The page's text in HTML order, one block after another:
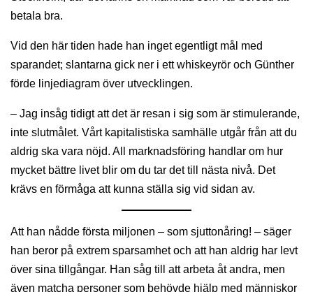
betala bra.
Vid den här tiden hade han inget egentligt mål med
sparandet; slantarna gick ner i ett whiskeyrör och Günther
förde linjediagram över utvecklingen.
– Jag insåg tidigt att det är resan i sig som är stimulerande,
inte slutmålet. Vårt kapitalistiska samhälle utgår från att du
aldrig ska vara nöjd. All marknadsföring handlar om hur
mycket bättre livet blir om du tar det till nästa nivå. Det
krävs en förmåga att kunna ställa sig vid sidan av.
Att han nådde första miljonen – som sjuttonåring! – säger
han beror på extrem sparsamhet och att han aldrig har levt
över sina tillgångar. Han såg till att arbeta åt andra, men
även matcha personer som behövde hjälp med människor